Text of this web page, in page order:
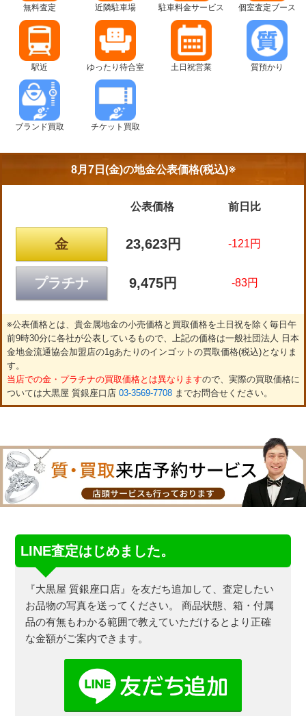
無料査定 近隣駐車場 駐車料金サービス 個室査定ブース
駅近 ゆったり待合室 土日祝営業 質預かり
ブランド買取 チケット買取
8月7日(金)の地金公表価格(税込)※
公表価格 前日比
金 23,623円 -121円
プラチナ 9,475円 -83円
※公表価格とは、貴金属地金の小売価格と買取価格を土日祝を除く毎日午
前9時30分に各社が公表しているもので、上記の価格は一般社団法人 日本
金地金流通協会加盟店の1gあたりのインゴットの買取価格(税込)となりま
す。
当店での金・プラチナの買取価格とは異なりますので、実際の買取価格に
ついては大黒屋 質銀座口店 03-3569-7708までお問合せください。
LINE査定はじめました。
『大黒屋 質銀座口店』を友だち追加して、査定したい
お品物の写真を送ってください。
商品状態、箱・付属
品の有無もわかる範囲で教えていただけるとより正確
な金額がご案内できます。